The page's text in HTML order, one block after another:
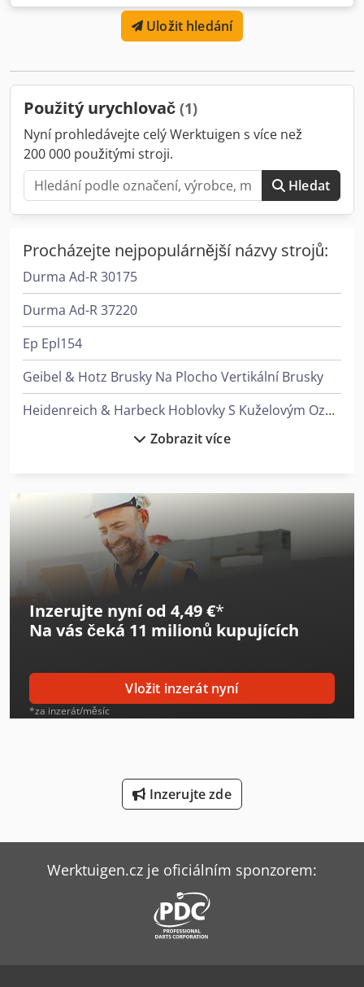
Ahisa
Uložit hledání
Použitý urychlovač (1)
Nyní prohledávejte celý Werktuigen s více než
200 000 použitými stroji.
Hledat
Procházejte nejpopulárnější názvy strojů:
Durma Ad-R 30175
Durma Ad-R 37220
Ep Epl154
Geibel & Hotz Brusky Na Plocho Vertikální Brusky
Heidenreich & Harbeck Hoblovky S Kuželovým Ozubením
Heidenreich & Harbeck Stroje Pro Hluboké Vrtání
Linde Reachstacker
Man L 2000
Man Sklápěč
Mercedes Benz Sklápěč
Mercedes-Benz Unimog 400
Scherer Feinbau Vdz 220 / Ds
Tec Freetec
Tec Rotec
Zobrazit více
Inzerujte nyní od 4,49 €*
Na vás čeká 11 milionů kupujících
Vložit inzerát nyní
*za inzerát/měsíc
Inzerujte zde
Werktuigen.cz je oficiálním sponzorem: